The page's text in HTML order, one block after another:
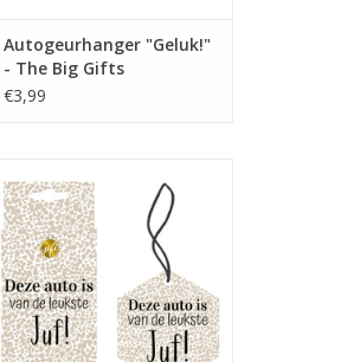
Autogeurhanger "Geluk!"
- The Big Gifts
€3,99
alleen functioneel, maar ook
stijlvol en leuk om naar te kijken.
TOEVOEGEN AAN WINKELWAGEN